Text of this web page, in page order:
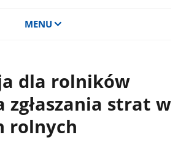
MENU
dla rolników
zgłaszania strat w
rolnych